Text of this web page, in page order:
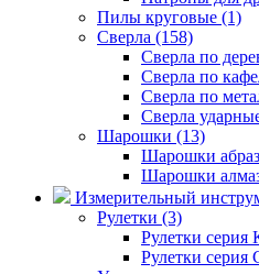
Пилы круговые (1)
Сверла (158)
Сверла по
Сверла по
Сверла по
Сверла
Шарошки (13)
Шарошки
Шарошки
Измерительный
Рулетки (3)
Рулетки серия
Рулетки серия